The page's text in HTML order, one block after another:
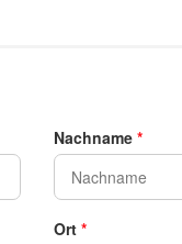
Nachname *
Ort *